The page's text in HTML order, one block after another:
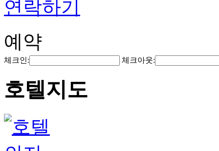
연락하기
예약
체크인: 체크아웃:
호텔지도